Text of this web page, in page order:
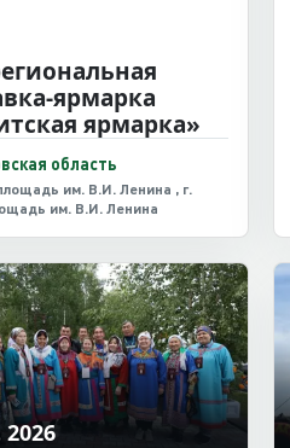
ярмарка
ярмарка»
область
им. В.И. Ленина , г.
им. В.И. Ленина
2026